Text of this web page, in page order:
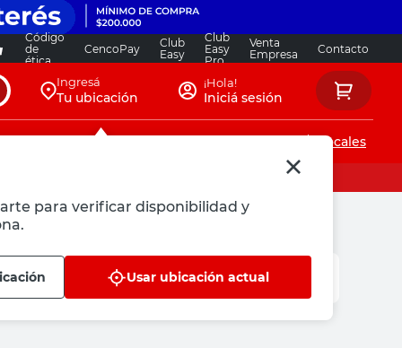
Código
de
ética
CencoPay
Club
Easy
Club
Easy
Pro
Venta
Empresa
Contacto
Ingresá
Tu ubicación
para verificar disponibilidad y
Usar ubicación actual
¡Hola!
Iniciá sesión
Locales